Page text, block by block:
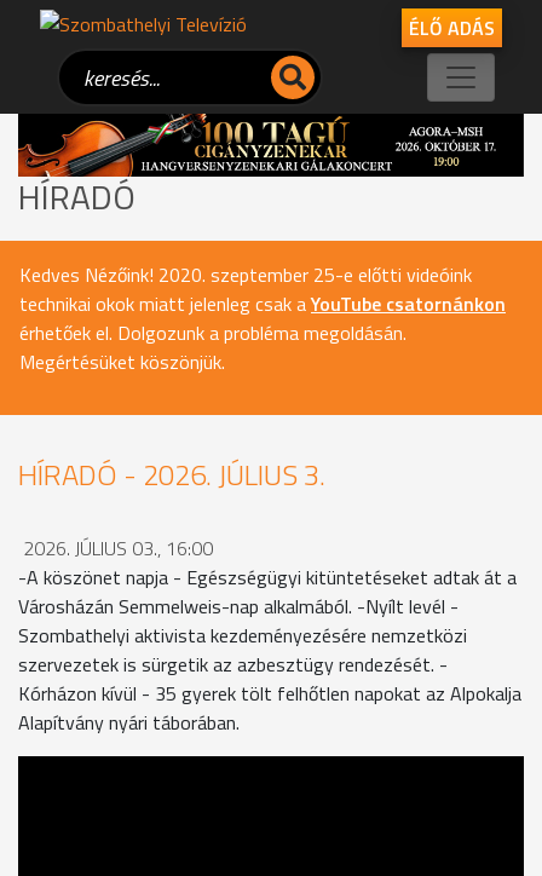
ÉLŐ ADÁS
HÍRADÓ
Kedves Nézőink! 2020. szeptember 25-e előtti videóink
technikai okok miatt jelenleg csak aYouTube csatornánkon
érhetőek el. Dolgozunk a probléma megoldásán.
Megértésüket köszönjük.
HÍRADÓ - 2026. JÚLIUS 3.
2026. JÚLIUS 03., 16:00
-A köszönet napja - Egészségügyi kitüntetéseket adtak át a
Városházán Semmelweis-nap alkalmából. -Nyílt levél -
Szombathelyi aktivista kezdeményezésére nemzetközi
szervezetek is sürgetik az azbesztügy rendezését. -
Kórházon kívül - 35 gyerek tölt felhőtlen napokat az Alpokalja
Alapítvány nyári táborában.